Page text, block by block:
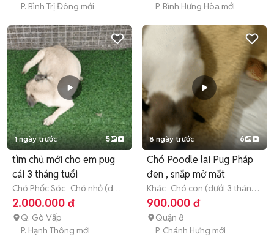
P. Bình Trị Đông mới
P. Bình Hưng Hòa mới
1 ngày trước 5
tìm chủ mới cho em pug
cái 3 tháng tuổi
Chó Phốc Sóc Chó nhỏ (dưới
1 năm tuổi)
2.000.000 đ
Q. Gò Vấp
P. Hạnh Thông mới
8 ngày trước 6
Chó Poodle lai Pug Pháp
đen , snắp mở mắt
Khác Chó con (dưới 3 tháng
tuổi)
900.000 đ
Quận 8
P. Chánh Hưng mới